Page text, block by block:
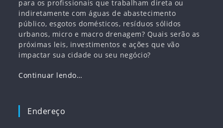
para os profissionais que trabalham direta ou
indiretamente com águas de abastecimento
público, esgotos domésticos, resíduos sólidos
urbanos, micro e macro drenagem? Quais serão as
próximas leis, investimentos e ações que vão
impactar sua cidade ou seu negócio?
Continuar lendo…
Endereço